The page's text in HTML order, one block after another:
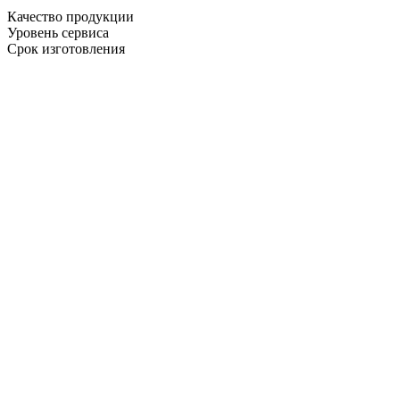
Качество продукции
Уровень сервиса
Срок изготовления